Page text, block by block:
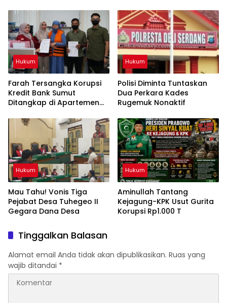
Proyek
Hukum
Farah Tersangka Korupsi
Kredit Bank Sumut
Ditangkap di Apartemen
Hukum
Polisi Diminta Tuntaskan
Dua Perkara Kades
Rugemuk Nonaktif
Hukum
Mau Tahu! Vonis Tiga
Pejabat Desa Tuhegeo II
Gegara Dana Desa
Hukum
Aminullah Tantang
Kejagung-KPK Usut Gurita
Korupsi Rp1.000 T
Tinggalkan Balasan
Alamat email Anda tidak akan dipublikasikan. Ruas yang
wajib ditandai *